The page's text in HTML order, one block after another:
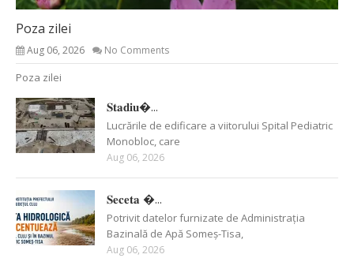
Poza zilei
Aug 06, 2026 No Comments
Poza zilei
𝐒𝐭𝐚𝐝𝐢𝐮�...
Lucrările de edificare a viitorului Spital Pediatric
Monobloc, care
Aug 06, 2026
𝐒𝐞𝐜𝐞𝐭𝐚 �...
Potrivit datelor furnizate de Administrația
Bazinală de Apă Someș-Tisa,
Aug 06, 2026